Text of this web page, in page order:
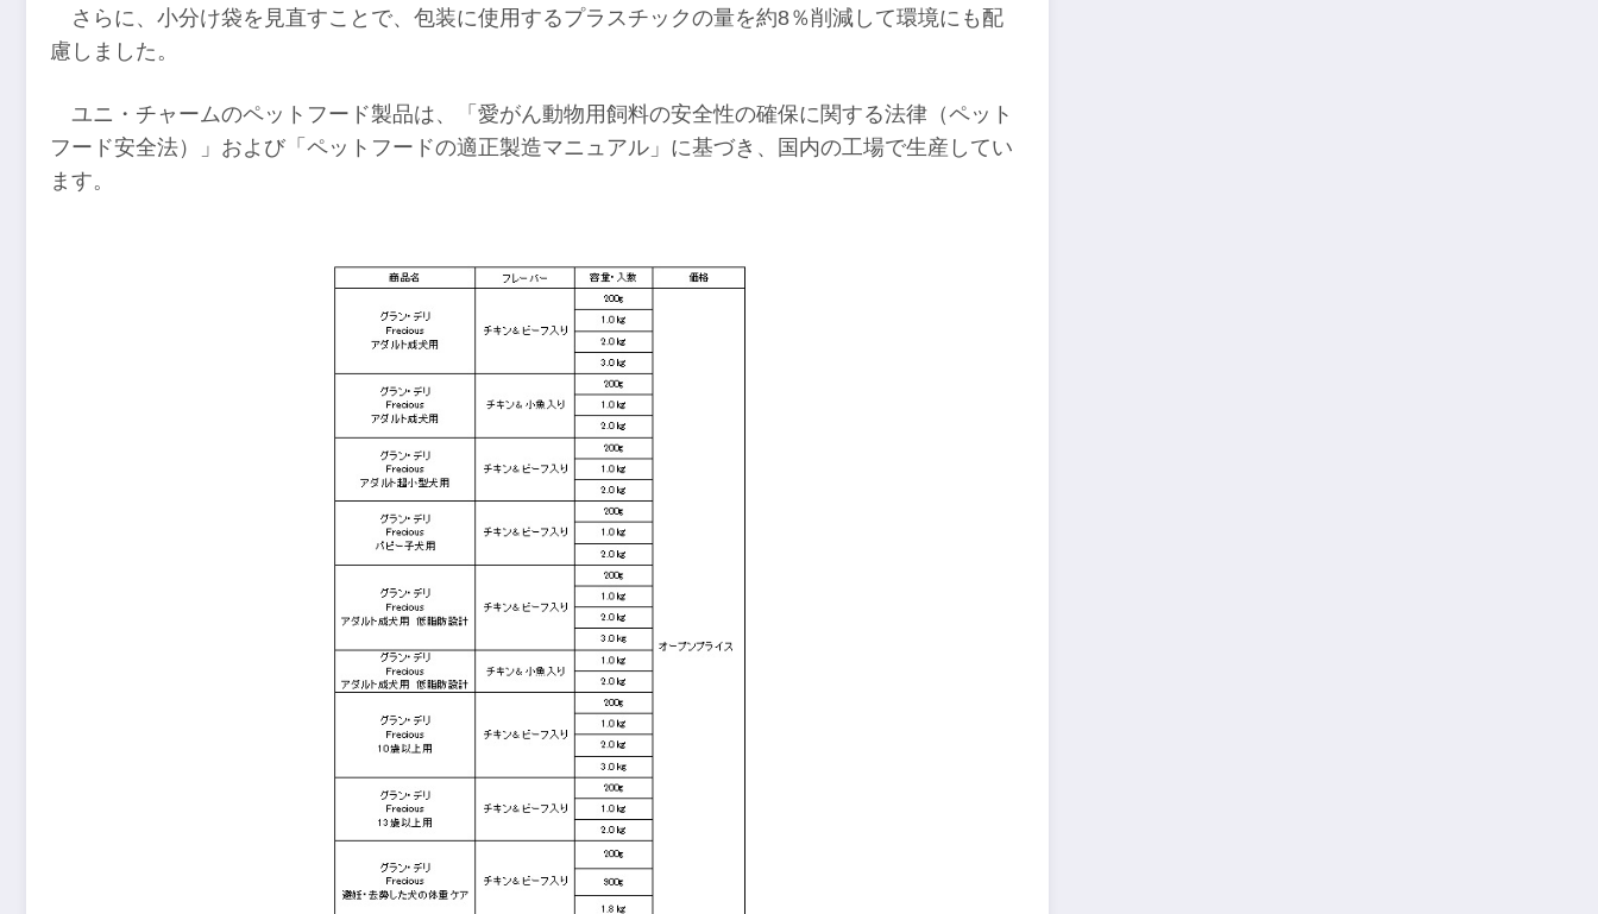
さらに、小分け袋を見直すことで、包装に使用するプラスチックの量を約8％削減して環境にも配
慮しました。
ユニ・チャームのペットフード製品は、「愛がん動物用飼料の安全性の確保に関する法律（ペット
フード安全法）」および「ペットフードの適正製造マニュアル」に基づき、国内の工場で生産してい
ます。